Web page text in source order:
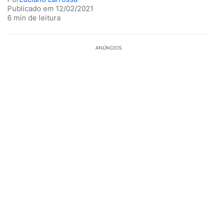
Publicado em 12/02/2021
6 min de leitura
ANÚNCIOS